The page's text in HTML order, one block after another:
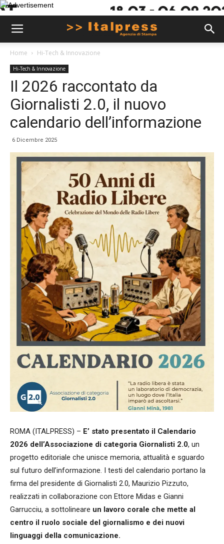
Home Hi-Tech & Innovazione
Hi-Tech & Innovazione
Il 2026 raccontato da
Giornalisti 2.0, il nuovo
calendario dell’informazione
6 Dicembre 2025
ROMA (ITALPRESS) – E’ stato presentato il Calendario
2026 dell’Associazione di categoria Giornalisti 2.0, un
progetto editoriale che unisce memoria, attualità e sguardo
sul futuro dell’informazione. I testi del calendario portano la
firma del presidente di Giornalisti 2.0, Maurizio Pizzuto,
realizzati in collaborazione con Ettore Midas e Gianni
Garrucciu, a sottolineare un lavoro corale che mette al
centro il ruolo sociale del giornalismo e dei nuovi
linguaggi della comunicazione.